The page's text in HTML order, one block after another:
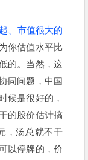
、市值很大的
你估值水平比
的。当然，这
同问题，中国
候是很好的，
的股价估计搞
，汤总就不干
以停牌的，价